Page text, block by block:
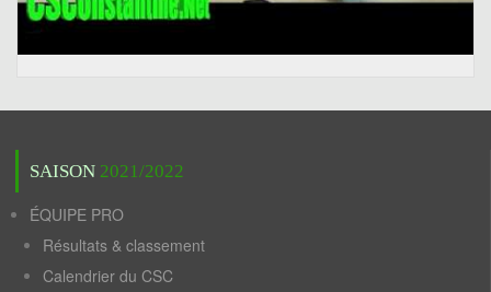
SAISON 2021/2022
ÉQUIPE PRO
Résultats & classement
Calendrier du CSC